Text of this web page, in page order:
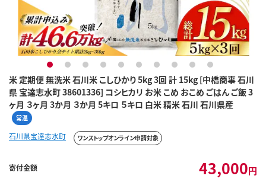
米 定期便 無洗米 石川米 こしひかり 5kg 3回 計 15kg [中橋商事 石川
県 宝達志水町 38601336] コシヒカリ お米 こめ おこめ ごはん ご飯 3
ヶ月 ３ヶ月 3か月 ３か月 5キロ ５キロ 白米 精米 石川 石川県産
常温
1 2 3 4 5 6 7 8 9 10
石川県宝達志水町 ワンストップオンライン申請対象
寄付金額 43,000円